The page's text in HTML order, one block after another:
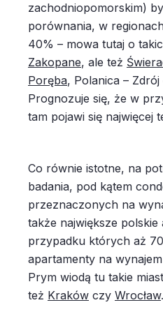
zachodniopomorskim)
porównania, w
40% – mowa tutaj o
Zakopane, ale też
Poręba, Polanica –
Prognozuje się, że w
tam pojawi się najwięcej
Co równie istotne, na
badania, pod kątem
przeznaczonych na
także największe polskie
przypadku których aż
apartamenty na
Prym wiodą tu takie
też Kraków czy Wrocław.